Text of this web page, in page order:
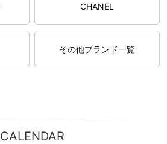
CHANEL
その他ブランド一覧
CALENDAR